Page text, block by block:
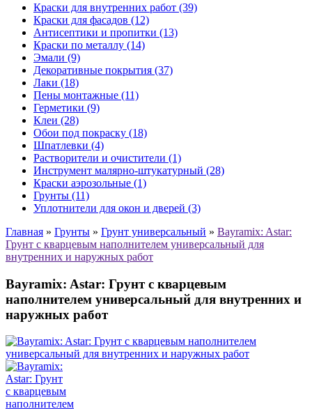
Краски для внутренних работ (39)
Краски для фасадов (12)
Антисептики и пропитки (13)
Краски по металлу (14)
Эмали (9)
Декоративные покрытия (37)
Лаки (18)
Пены монтажные (11)
Герметики (9)
Клеи (28)
Обои под покраску (18)
Шпатлевки (4)
Растворители и очистители (1)
Инструмент малярно-штукатурный (28)
Краски аэрозольные (1)
Грунты (11)
Уплотнители для окон и дверей (3)
Главная » Грунты » Грунт универсальный » Bayramix: Astar:
Грунт с кварцевым наполнителем универсальный для
внутренних и наружных работ
Bayramix: Astar: Грунт с кварцевым
наполнителем универсальный для внутренних и
наружных работ